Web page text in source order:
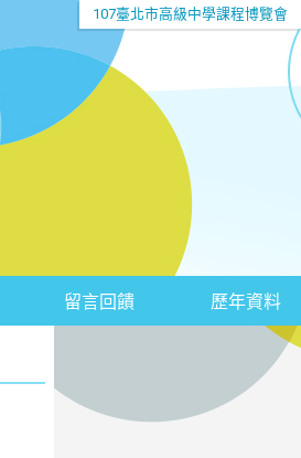
107臺北市高級中學課程博覽會
留言回饋 歷年資料